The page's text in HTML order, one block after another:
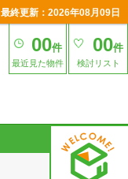
最終更新：2026年08月09日
00件
最近見た物件
00件
検討リスト